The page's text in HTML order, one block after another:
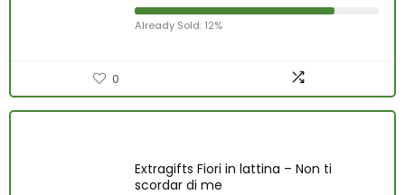
Already Sold: 12%
0
Extragifts Fiori in lattina – Non ti
scordar di me